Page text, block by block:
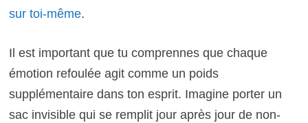
sur toi-même.
Il est important que tu comprennes que chaque
émotion refoulée agit comme un poids
supplémentaire dans ton esprit. Imagine porter un
sac invisible qui se remplit jour après jour de non-